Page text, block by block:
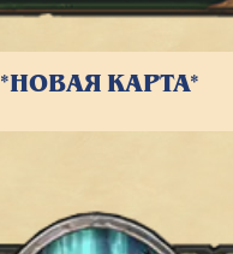
*НОВАЯ КАРТА*